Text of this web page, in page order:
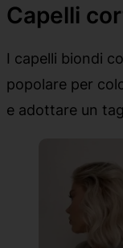
Capelli
I capelli biondi
popolare per
e adottare un